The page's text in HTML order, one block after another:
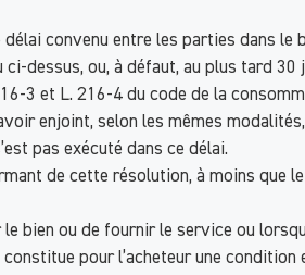
convenu entre les parties dans le
dessus, ou, à défaut, au plus tard 30
3 et L. 216-4 du code de la
enjoint, selon les mêmes
pas exécuté dans ce délai.
de cette résolution, à moins que
bien ou de fournir le service ou
pour l’acheteur une condition